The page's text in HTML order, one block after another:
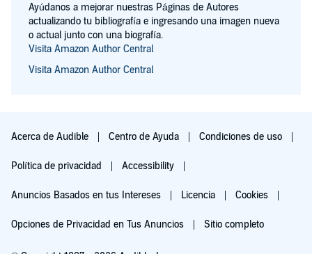
Ayúdanos a mejorar nuestras Páginas de Autores
actualizando tu bibliografía e ingresando una imagen nueva
o actual junto con una biografía.
Visita Amazon Author Central
Visita Amazon Author Central
Acerca de Audible Centro de Ayuda Condiciones de uso
Política de privacidad Accessibility
Anuncios Basados en tus Intereses Licencia Cookies
Opciones de Privacidad en Tus Anuncios Sitio completo